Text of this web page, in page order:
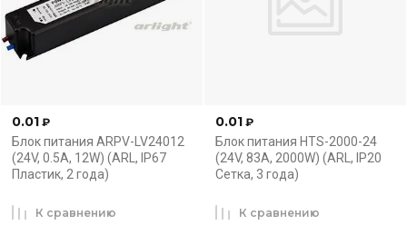
0.01 ₽
Блок питания ARPV-LV24012
(24V, 0.5A, 12W) (ARL, IP67
Пластик, 2 года)
К сравнению
0.01 ₽
Блок питания HTS-2000-24
(24V, 83A, 2000W) (ARL, IP20
Сетка, 3 года)
К сравнению